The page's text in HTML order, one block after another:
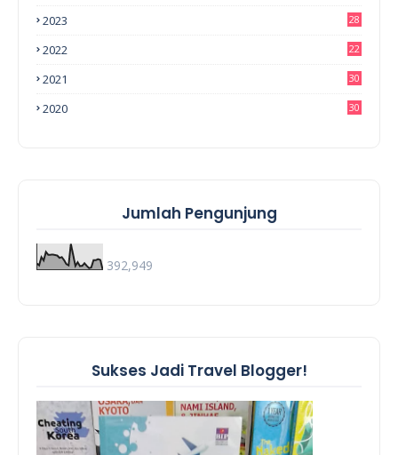
2023 28
2022 22
2021 30
2020 30
Jumlah Pengunjung
392,949
Sukses Jadi Travel Blogger!